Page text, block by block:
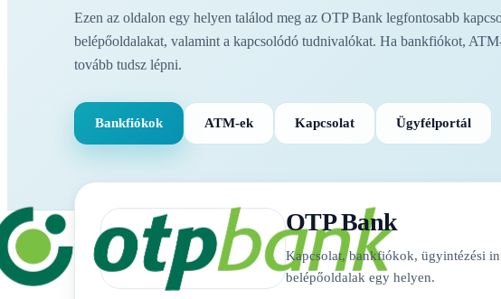
Ezen az oldalon egy helyen találod meg az OTP Bank legfontosabb
belépőoldalakat, valamint a kapcsolódó tudnivalókat. Ha bankfiókot,
tovább tudsz lépni.
Bankfiókok ATM-ek Kapcsolat Ügyfélportál
OTP Bank
Kapcsolat, bankfiókok, ügyintézési
belépőoldalak egy helyen.